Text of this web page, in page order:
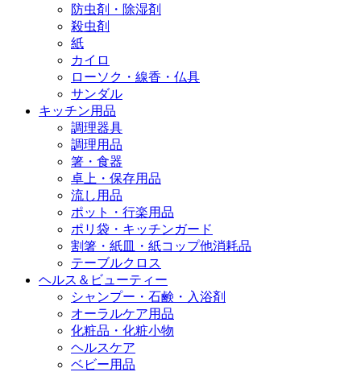
防虫剤・除湿剤
殺虫剤
紙
カイロ
ローソク・線香・仏具
サンダル
キッチン用品
調理器具
調理用品
箸・食器
卓上・保存用品
流し用品
ポット・行楽用品
ポリ袋・キッチンガード
割箸・紙皿・紙コップ他消耗品
テーブルクロス
ヘルス＆ビューティー
シャンプー・石鹸・入浴剤
オーラルケア用品
化粧品・化粧小物
ヘルスケア
ベビー用品